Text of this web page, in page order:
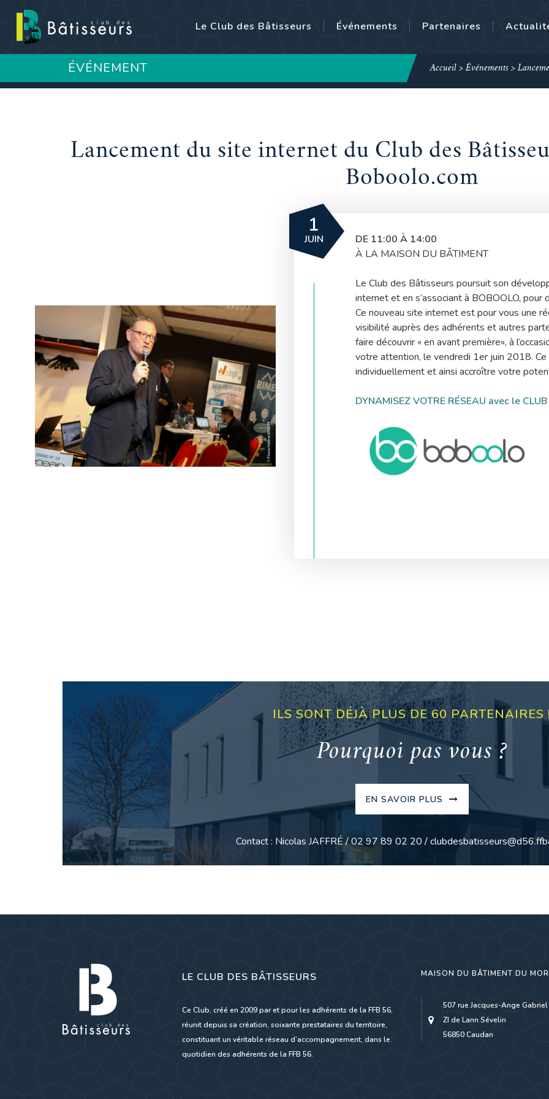
Le Club des Bâtisseurs Événements Partenaires
ÉVÉNEMENT Accueil > Événements >
Lancement du site internet du Club des
Boboolo.com
1
JUIN
DE 11:00 À 14:00
À LA MAISON DU BÂTIMENT
Le Club des Bâtisseurs poursuit son
internet et en s’associant à BOBOOLO,
Ce nouveau site internet est pour vous une
visibilité auprès des adhérents et autres
faire découvrir « en avant première», à
votre attention, le vendredi 1er juin 2018.
individuellement et ainsi accroître votre
DYNAMISEZ VOTRE RÉSEAU avec le
ILS SONT DÉJÀ PLUS DE 60 PARTENAIRES
Pourquoi pas vous ?
EN SAVOIR PLUS
Contact : Nicolas JAFFRÉ / 02 97 89 02 20 /
LE CLUB DES BÂTISSEURS
Ce Club, créé en 2009 par et pour les adhérents de la FFB 56,
réunit depuis sa création, soixante prestataires du territoire,
constituant un véritable réseau d’accompagnement, dans le
quotidien des adhérents de la FFB 56.
MAISON DU BÂTIMENT DU
507 rue Jacques-Ange Gabriel
ZI de Lann Sévelin
56850 Caudan